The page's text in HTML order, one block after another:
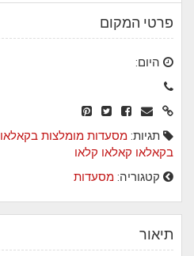
פרטי המקום
היום:
תגיות: מסעדות מומלצות בקאלאו
בקאלאו קאלאו קלאו
קטגוריה: מסעדות
תיאור